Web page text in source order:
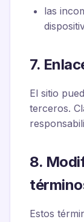
las
7.
El sitio
terceros.
8.
Estos